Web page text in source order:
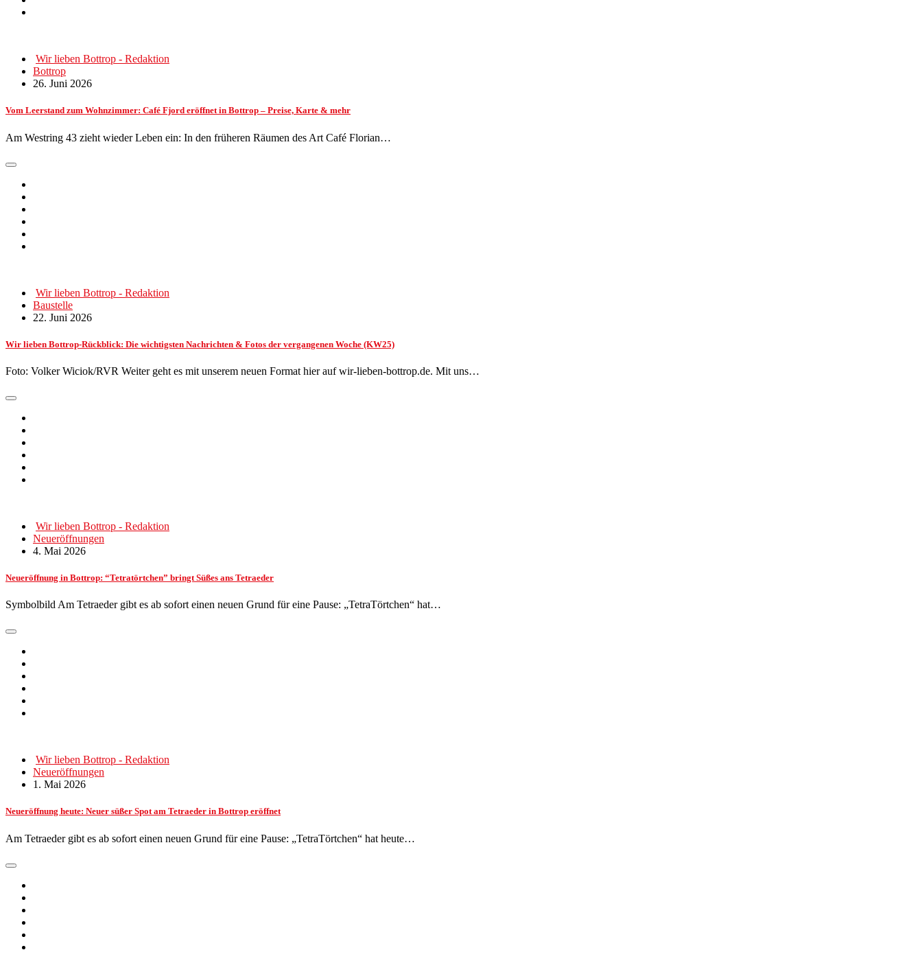
Wir lieben Bottrop - Redaktion
Bottrop
26. Juni 2026
Vom Leerstand zum Wohnzimmer: Café Fjord eröffnet in Bottrop – Preise, Karte & mehr
Am Westring 43 zieht wieder Leben ein: In den früheren Räumen des Art Café Florian…
Wir lieben Bottrop - Redaktion
Baustelle
22. Juni 2026
Wir lieben Bottrop-Rückblick: Die wichtigsten Nachrichten & Fotos der vergangenen Woche (KW25)
Foto: Volker Wiciok/RVR Weiter geht es mit unserem neuen Format hier auf wir-lieben-bottrop.de. Mit uns…
Wir lieben Bottrop - Redaktion
Neueröffnungen
4. Mai 2026
Neueröffnung in Bottrop: “Tetratörtchen” bringt Süßes ans Tetraeder
Symbolbild Am Tetraeder gibt es ab sofort einen neuen Grund für eine Pause: „TetraTörtchen“ hat…
Wir lieben Bottrop - Redaktion
Neueröffnungen
1. Mai 2026
Neueröffnung heute: Neuer süßer Spot am Tetraeder in Bottrop eröffnet
Am Tetraeder gibt es ab sofort einen neuen Grund für eine Pause: „TetraTörtchen“ hat heute…